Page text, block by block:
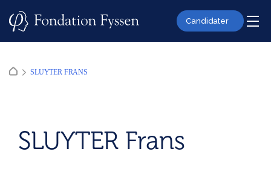
Candidater
SLUYTER FRANS
SLUYTER Frans